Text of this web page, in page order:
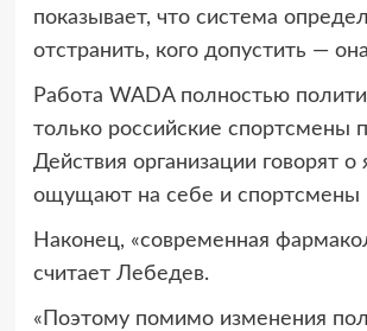
показывает, что система
отстранить, кого допустить —
Работа WADA полностью
только российские спортсмены
Действия организации говорят
ощущают на себе и спортсмены
Наконец, «современная
считает Лебедев.
«Поэтому помимо изменения